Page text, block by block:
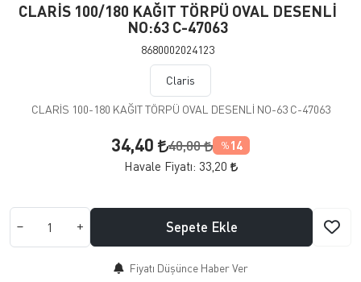
CLARİS 100/180 KAĞIT TÖRPÜ OVAL DESENLİ
NO:63 C-47063
8680002024123
Claris
CLARİS 100-180 KAĞIT TÖRPÜ OVAL DESENLİ NO-63 C-47063
34,40 40,00 % 14
Havale Fiyatı: 33,20
Sepete Ekle
Fiyatı Düşünce Haber Ver